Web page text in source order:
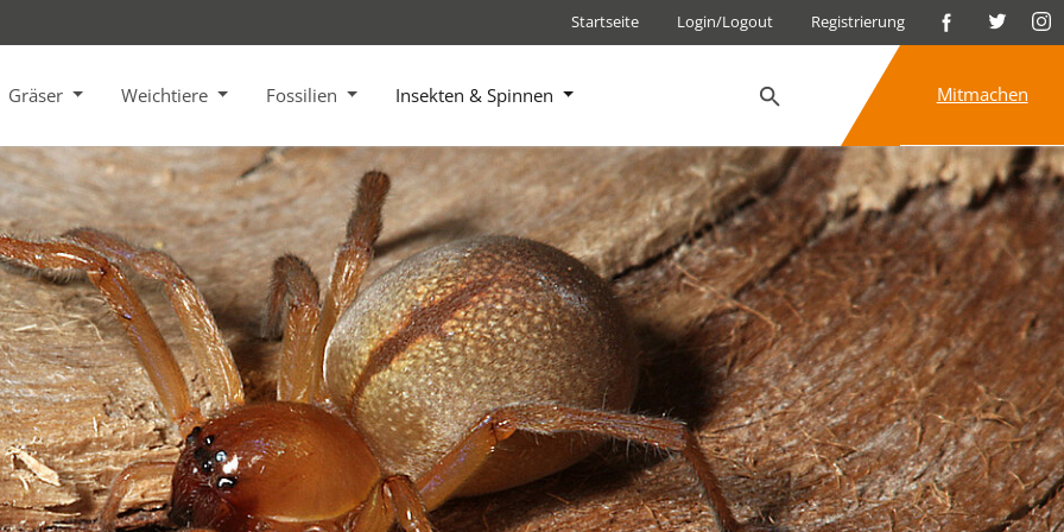
Startseite Login/Logout Registrierung
Gräser Weichtiere Fossilien Insekten & Spinnen Mitmachen